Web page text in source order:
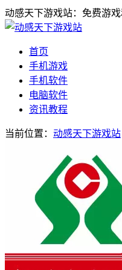
动感天下游戏站：免费游
首页
手机游戏
手机软件
电脑软件
资讯教程
当前位置： 动感天下游戏站